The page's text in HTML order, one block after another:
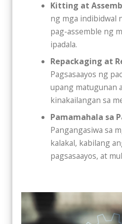
Kitting at
ng mga indibidwal
pag-assemble ng
ipadala.
Repackaging at
Pagsasaayos ng
upang matugunan
kinakailangan sa
Pamamahala sa
Pangangasiwa sa
kalakal, kabilang
pagsasaayos, at